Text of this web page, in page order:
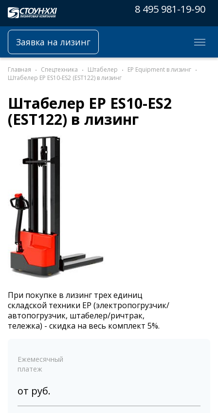
8 495 981-19-90
Заявка на лизинг
Главная Спецтехника Штабелер
EP Equipment в лизинг
Штабелер EP ES10-ES2 (EST122) в лизинг
Штабелер EP ES10-ES2
(EST122) в лизинг
При покупке в лизинг трех единиц
складской техники EP (электропогрузчик/
автопогрузчик, штабелер/ричтрак,
тележка) - скидка на весь комплект 5%.
Ежемесячный
платеж
от руб.